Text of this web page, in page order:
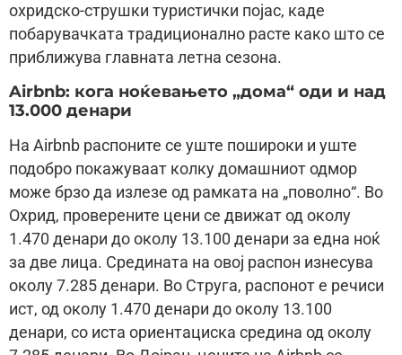
охридско-струшки туристички појас, каде
побарувачката традиционално расте како што се
приближува главната летна сезона.
Airbnb: кога ноќевањето „дома“ оди и над
13.000 денари
На Airbnb распоните се уште пошироки и уште
подобро покажуваат колку домашниот одмор
може брзо да излезе од рамката на „поволно“. Во
Охрид, проверените цени се движат од околу
1.470 денари до околу 13.100 денари за една ноќ
за две лица. Средината на овој распон изнесува
околу 7.285 денари. Во Струга, распонот е речиси
ист, од околу 1.470 денари до околу 13.100
денари, со иста ориентациска средина од околу